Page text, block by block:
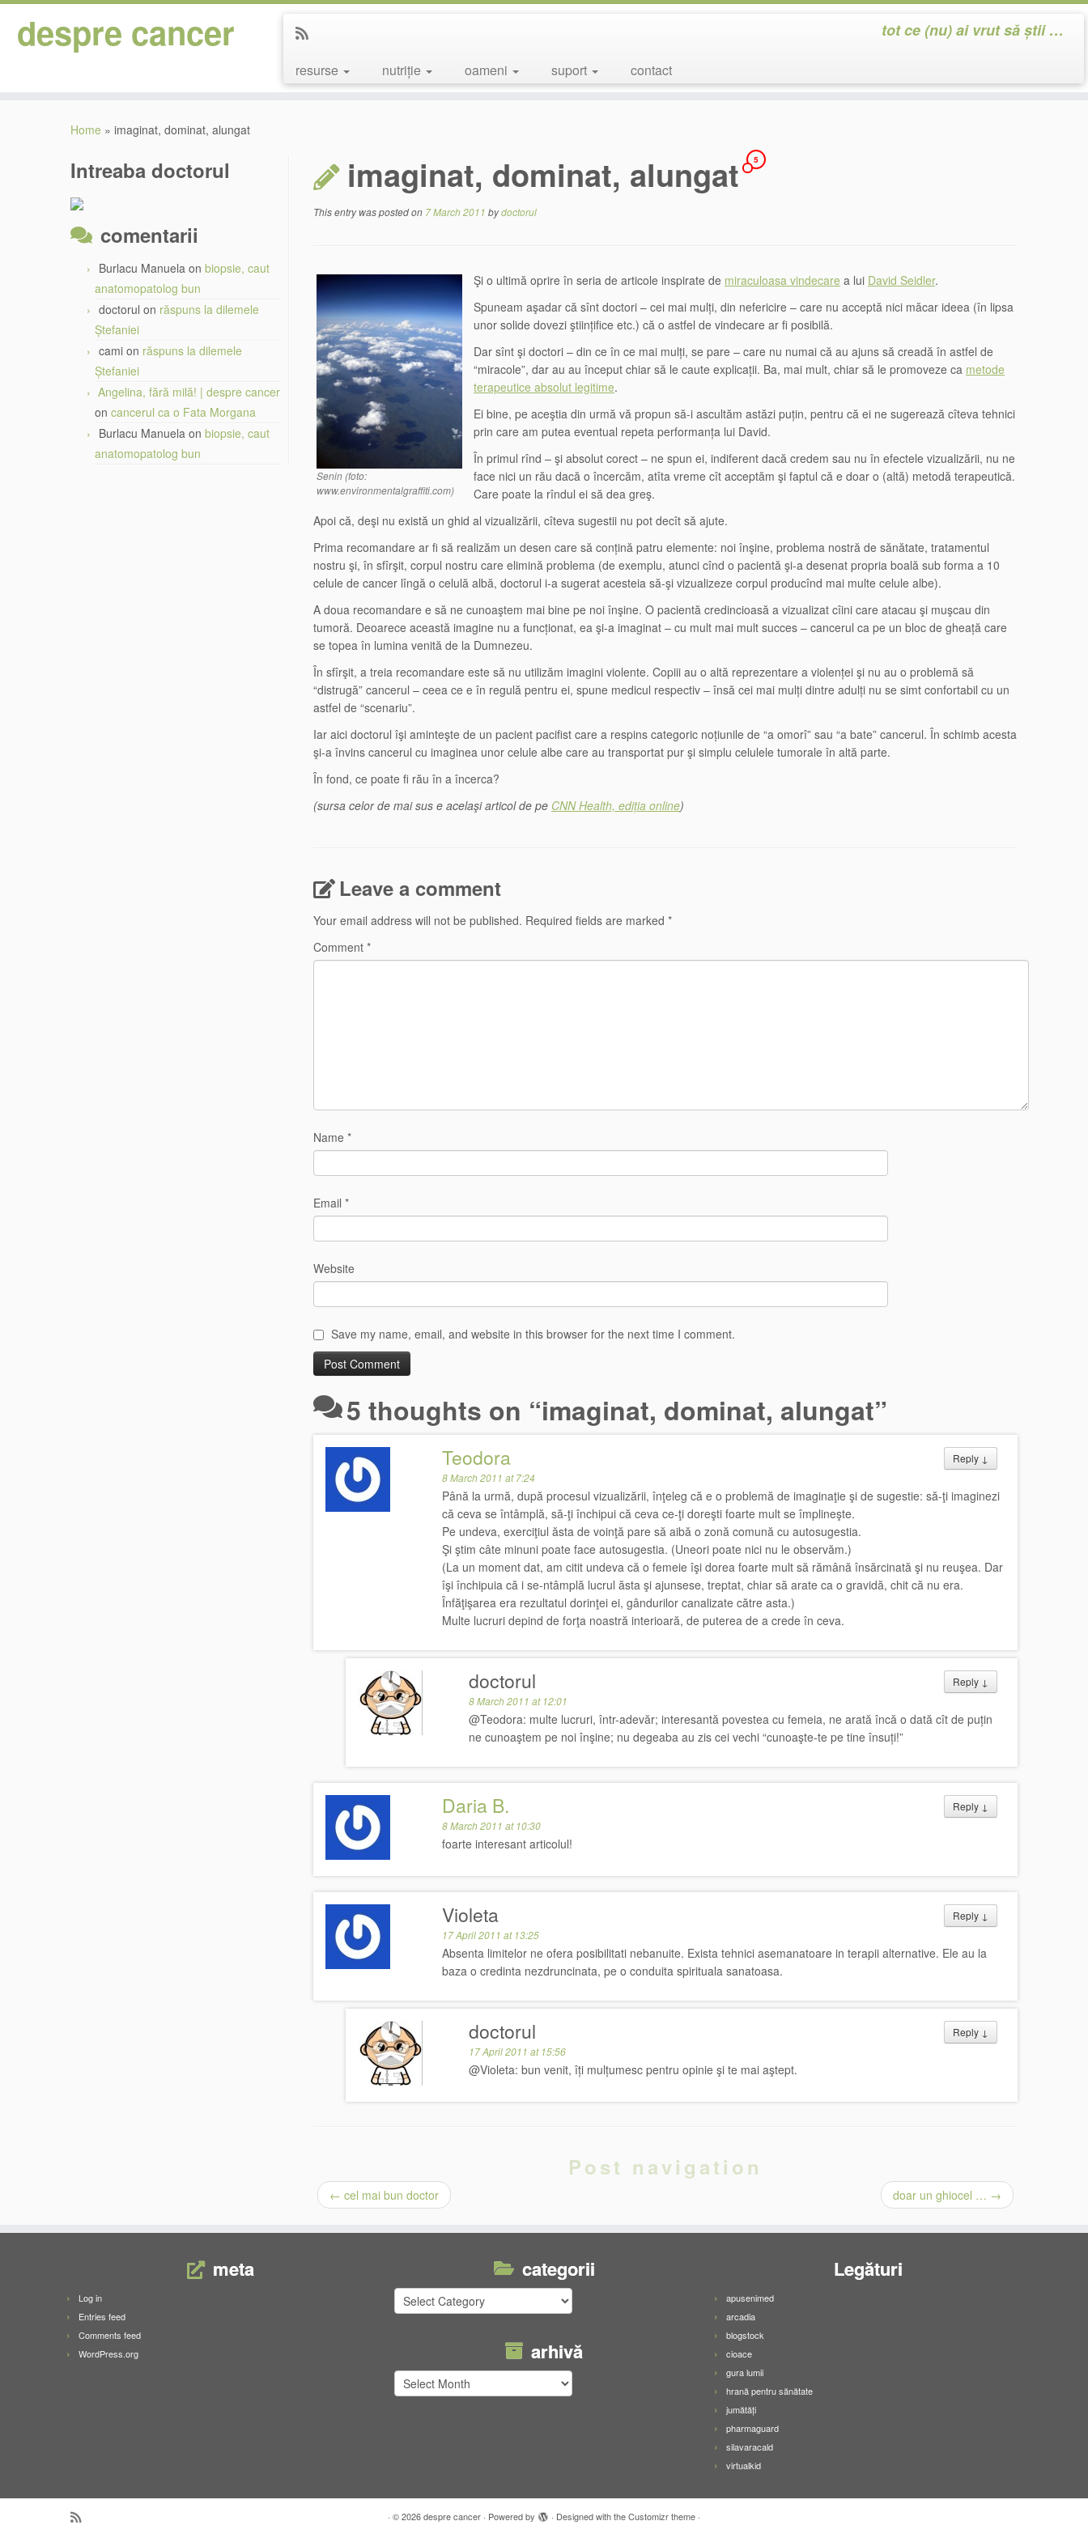
despre cancer tot ce (nu) ai vrut să știi …
resurse nutriție oameni suport contact
Home » imaginat, dominat, alungat
Intreaba doctorul
comentarii
Burlacu Manuela on biopsie, caut
anatomopatolog bun
doctorul on răspuns la dilemele
Ștefaniei
cami on răspuns la dilemele
Ștefaniei
Angelina, fără milă! | despre cancer
on cancerul ca o Fata Morgana
Burlacu Manuela on biopsie, caut
anatomopatolog bun
imaginat, dominat, alungat 5
This entry was posted on 7 March 2011 bydoctorul
Senin (foto:
www.environmentalgraffiti.com)
Şi o ultimă oprire în seria de articole inspirate de miraculoasa vindecare a lui David Seidler.
Spuneam aşadar că sînt doctori – cei mai mulți, din nefericire – care nu acceptă nici măcar ideea (în lipsa
unor solide dovezi ştiințifice etc.) că o astfel de vindecare ar fi posibilă.
Dar sînt şi doctori – din ce în ce mai mulți, se pare – care nu numai că au ajuns să creadă în astfel de
“miracole”, dar au au început chiar să le caute explicații. Ba, mai mult, chiar să le promoveze ca metode
terapeutice absolut legitime.
Ei bine, pe aceştia din urmă vă propun să-i ascultăm astăzi puțin, pentru că ei ne sugerează cîteva tehnici
prin care am putea eventual repeta performanța lui David.
În primul rînd – şi absolut corect – ne spun ei, indiferent dacă credem sau nu în efectele vizualizării, nu ne
face nici un rău dacă o încercăm, atîta vreme cît acceptăm şi faptul că e doar o (altă) metodă terapeutică.
Care poate la rîndul ei să dea greş.
Apoi că, deşi nu există un ghid al vizualizării, cîteva sugestii nu pot decît să ajute.
Prima recomandare ar fi să realizăm un desen care să conțină patru elemente: noi înşine, problema nostră de sănătate, tratamentul
nostru şi, în sfîrşit, corpul nostru care elimină problema (de exemplu, atunci cînd o pacientă şi-a desenat propria boală sub forma a 10
celule de cancer lîngă o celulă albă, doctorul i-a sugerat acesteia să-şi vizualizeze corpul producînd mai multe celule albe).
A doua recomandare e să ne cunoaştem mai bine pe noi înşine. O pacientă credincioasă a vizualizat cîini care atacau şi muşcau din
tumoră. Deoarece această imagine nu a funcționat, ea şi-a imaginat – cu mult mai mult succes – cancerul ca pe un bloc de gheață care
se topea în lumina venită de la Dumnezeu.
În sfîrşit, a treia recomandare este să nu utilizăm imagini violente. Copiii au o altă reprezentare a violenței şi nu au o problemă să
“distrugă” cancerul – ceea ce e în regulă pentru ei, spune medicul respectiv – însă cei mai mulți dintre adulți nu se simt confortabil cu un
astfel de “scenariu”.
Iar aici doctorul îşi aminteşte de un pacient pacifist care a respins categoric noțiunile de “a omorî” sau “a bate” cancerul. În schimb acesta
şi-a învins cancerul cu imaginea unor celule albe care au transportat pur şi simplu celulele tumorale în altă parte.
În fond, ce poate fi rău în a încerca?
(sursa celor de mai sus e acelaşi articol de pe CNN Health, ediția online)
Leave a comment
Your email address will not be published. Required fields are marked *
Comment *
Name *
Email *
Website
Save my name, email, and website in this browser for the next time I comment.
5 thoughts on “imaginat, dominat, alungat”
Reply ↓
Teodora
8 March 2011 at 7:24
Până la urmă, după procesul vizualizării, înţeleg că e o problemă de imaginaţie şi de sugestie: să-ţi imaginezi
că ceva se întâmplă, să-ţi închipui că ceva ce-ţi doreşti foarte mult se împlineşte.
Pe undeva, exerciţiul ăsta de voinţă pare să aibă o zonă comună cu autosugestia.
Şi ştim câte minuni poate face autosugestia. (Uneori poate nici nu le observăm.)
(La un moment dat, am citit undeva că o femeie îşi dorea foarte mult să rămână însărcinată şi nu reuşea. Dar
îşi închipuia că i se-ntâmplă lucrul ăsta şi ajunsese, treptat, chiar să arate ca o gravidă, chit că nu era.
Înfăţişarea era rezultatul dorinţei ei, gândurilor canalizate către asta.)
Multe lucruri depind de forţa noastră interioară, de puterea de a crede în ceva.
Reply ↓
doctorul
8 March 2011 at 12:01
@Teodora: multe lucruri, într-adevăr; interesantă povestea cu femeia, ne arată încă o dată cît de puțin
ne cunoaştem pe noi înşine; nu degeaba au zis cei vechi “cunoaşte-te pe tine însuți!”
Reply ↓
Daria B.
8 March 2011 at 10:30
foarte interesant articolul!
Reply ↓
Violeta
17 April 2011 at 13:25
Absenta limitelor ne ofera posibilitati nebanuite. Exista tehnici asemanatoare in terapii alternative. Ele au la
baza o credinta nezdruncinata, pe o conduita spirituala sanatoasa.
Reply ↓
doctorul
17 April 2011 at 15:56
@Violeta: bun venit, îți mulțumesc pentru opinie şi te mai aştept.
Post navigation
← cel mai bun doctor doar un ghiocel … →
meta
Log in
Entries feed
Comments feed
WordPress.org
categorii
categorii
arhivă
arhivă
Legături
apusenimed
arcadia
blogstock
cioace
gura lumii
hrană pentru sănătate
jumătăți
pharmaguard
silavaracald
virtualkid
· © 2026despre cancer · Powered by · Designed with theCustomizr theme ·